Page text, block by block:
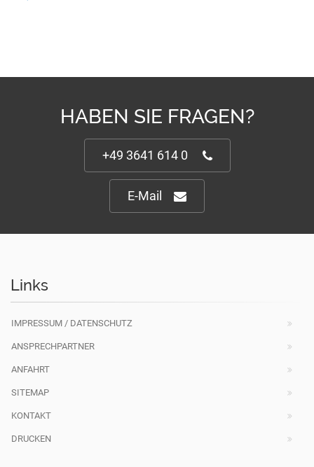
HABEN SIE FRAGEN?
+49 3641 614 0
E-Mail
Links
IMPRESSUM / DATENSCHUTZ
ANSPRECHPARTNER
ANFAHRT
SITEMAP
KONTAKT
DRUCKEN